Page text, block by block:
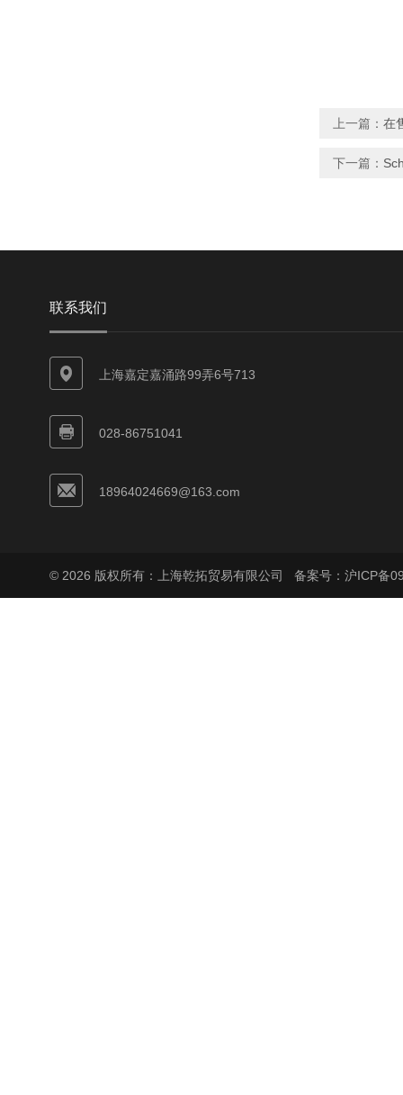
上一篇： 在
下一篇：
联系我们
上海嘉定嘉涌路99弄6号713
028-86751041
18964024669@163.com
© 2026 版权所有：上海乾拓贸易有限公司 备案号：沪ICP备